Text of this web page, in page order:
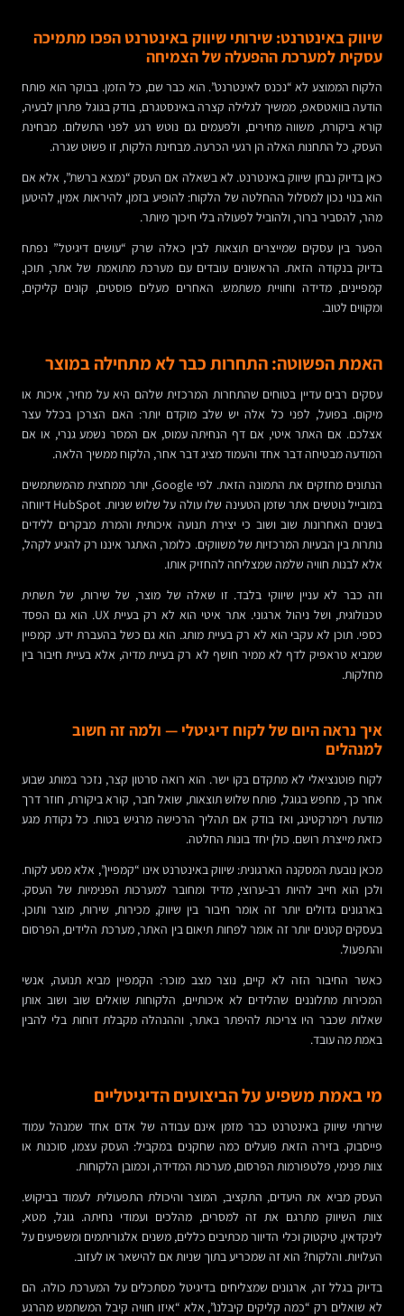
שיווק באינטרנט: שירותי שיווק באינטרנט הפכו מתמיכה
עסקית למערכת ההפעלה של הצמיחה
הלקוח הממוצע לא “נכנס לאינטרנט”. הוא כבר שם, כל הזמן. בבוקר הוא פותח
הודעה בוואטסאפ, ממשיך לגלילה קצרה באינסטגרם, בודק בגוגל פתרון לבעיה,
קורא ביקורת, משווה מחירים, ולפעמים גם נוטש רגע לפני התשלום. מבחינת
העסק, כל התחנות האלה הן רגעי הכרעה. מבחינת הלקוח, זו פשוט שגרה.
כאן בדיוק נבחן שיווק באינטרנט. לא בשאלה אם העסק “נמצא ברשת”, אלא אם
הוא בנוי נכון למסלול ההחלטה של הלקוח: להופיע בזמן, להיראות אמין, להיטען
מהר, להסביר ברור, ולהוביל לפעולה בלי חיכוך מיותר.
הפער בין עסקים שמייצרים תוצאות לבין כאלה שרק “עושים דיגיטל” נפתח
בדיוק בנקודה הזאת. הראשונים עובדים עם מערכת מתואמת של אתר, תוכן,
קמפיינים, מדידה וחוויית משתמש. האחרים מעלים פוסטים, קונים קליקים,
ומקווים לטוב.
האמת הפשוטה: התחרות כבר לא מתחילה במוצר
עסקים רבים עדיין בטוחים שהתחרות המרכזית שלהם היא על מחיר, איכות או
מיקום. בפועל, לפני כל אלה יש שלב מוקדם יותר: האם הצרכן בכלל עצר
אצלכם. אם האתר איטי, אם דף הנחיתה עמוס, אם המסר נשמע גנרי, או אם
המודעה מבטיחה דבר אחד והעמוד מציג דבר אחר, הלקוח ממשיך הלאה.
הנתונים מחזקים את התמונה הזאת. לפי Google, יותר ממחצית מהמשתמשים
במובייל נוטשים אתר שזמן הטעינה שלו עולה על שלוש שניות. HubSpot דיווחה
בשנים האחרונות שוב ושוב כי יצירת תנועה איכותית והמרת מבקרים ללידים
נותרות בין הבעיות המרכזיות של משווקים. כלומר, האתגר איננו רק להגיע לקהל,
אלא לבנות חוויה שלמה שמצליחה להחזיק אותו.
וזה כבר לא עניין שיווקי בלבד. זו שאלה של מוצר, של שירות, של תשתית
טכנולוגית, ושל ניהול ארגוני. אתר איטי הוא לא רק בעיית UX. הוא גם הפסד
כספי. תוכן לא עקבי הוא לא רק בעיית מותג. הוא גם כשל בהעברת ידע. קמפיין
שמביא טראפיק לדף לא ממיר חושף לא רק בעיית מדיה, אלא בעיית חיבור בין
מחלקות.
איך נראה היום של לקוח דיגיטלי — ולמה זה חשוב
למנהלים
לקוח פוטנציאלי לא מתקדם בקו ישר. הוא רואה סרטון קצר, נזכר במותג שבוע
אחר כך, מחפש בגוגל, פותח שלוש תוצאות, שואל חבר, קורא ביקורת, חוזר דרך
מודעת רימרקטינג, ואז בודק אם תהליך הרכישה מרגיש בטוח. כל נקודת מגע
כזאת מייצרת רושם. כולן יחד בונות החלטה.
מכאן נובעת המסקנה הארגונית: שיווק באינטרנט אינו “קמפיין”, אלא מסע לקוח.
ולכן הוא חייב להיות רב-ערוצי, מדיד ומחובר למערכות הפנימיות של העסק.
בארגונים גדולים יותר זה אומר חיבור בין שיווק, מכירות, שירות, מוצר ותוכן.
בעסקים קטנים יותר זה אומר לפחות תיאום בין האתר, מערכת הלידים, הפרסום
והתפעול.
כאשר החיבור הזה לא קיים, נוצר מצב מוכר: הקמפיין מביא תנועה, אנשי
המכירות מתלוננים שהלידים לא איכותיים, הלקוחות שואלים שוב ושוב אותן
שאלות שכבר היו צריכות להיפתר באתר, וההנהלה מקבלת דוחות בלי להבין
באמת מה עובד.
מי באמת משפיע על הביצועים הדיגיטליים
שירותי שיווק באינטרנט כבר מזמן אינם עבודה של אדם אחד שמנהל עמוד
פייסבוק. בזירה הזאת פועלים כמה שחקנים במקביל: העסק עצמו, סוכנות או
צוות פנימי, פלטפורמות הפרסום, מערכות המדידה, וכמובן הלקוחות.
העסק מביא את היעדים, התקציב, המוצר והיכולת התפעולית לעמוד בביקוש.
צוות השיווק מתרגם את זה למסרים, מהלכים ועמודי נחיתה. גוגל, מטא,
לינקדאין, טיקטוק וכלי הדיוור מכתיבים כללים, משנים אלגוריתמים ומשפיעים על
העלויות. והלקוח? הוא זה שמכריע בתוך שניות אם להישאר או לעזוב.
בדיוק בגלל זה, ארגונים שמצליחים בדיגיטל מסתכלים על המערכת כולה. הם
לא שואלים רק “כמה קליקים קיבלנו”, אלא “איזו חוויה קיבל המשתמש מהרגע